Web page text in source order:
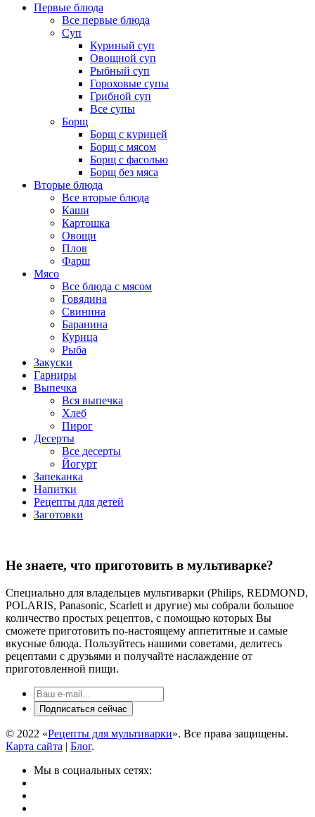
Первые блюда
Все первые блюда
Суп
Куриный суп
Овощной суп
Рыбный суп
Гороховые супы
Грибной суп
Все супы
Борщ
Борщ с курицей
Борщ с мясом
Борщ с фасолью
Борщ без мяса
Вторые блюда
Все вторые блюда
Каши
Картошка
Овощи
Плов
Фарш
Мясо
Все блюда с мясом
Говядина
Свинина
Баранина
Курица
Рыба
Закуски
Гарниры
Выпечка
Вся выпечка
Хлеб
Пирог
Десерты
Все десерты
Йогурт
Запеканка
Напитки
Рецепты для детей
Заготовки
Не знаете, что приготовить в мультиварке?
Специально для владельцев мультиварки (Philips, REDMOND,
POLARIS, Panasonic, Scarlett и другие) мы собрали большое
количество простых рецептов, с помощью которых Вы
сможете приготовить по-настоящему аппетитные и самые
вкусные блюда. Пользуйтесь нашими советами, делитесь
рецептами с друзьями и получайте наслаждение от
приготовленной пищи.
© 2022 «Рецепты для мультиварки». Все права защищены.
Карта сайта | Блог.
Мы в социальных сетях: